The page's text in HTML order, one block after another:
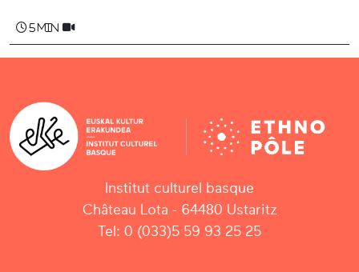
5 min
Institut culturel basque
Château Lota - 64480 Ustaritz
Tel: 0 (033)5 59 93 25 25